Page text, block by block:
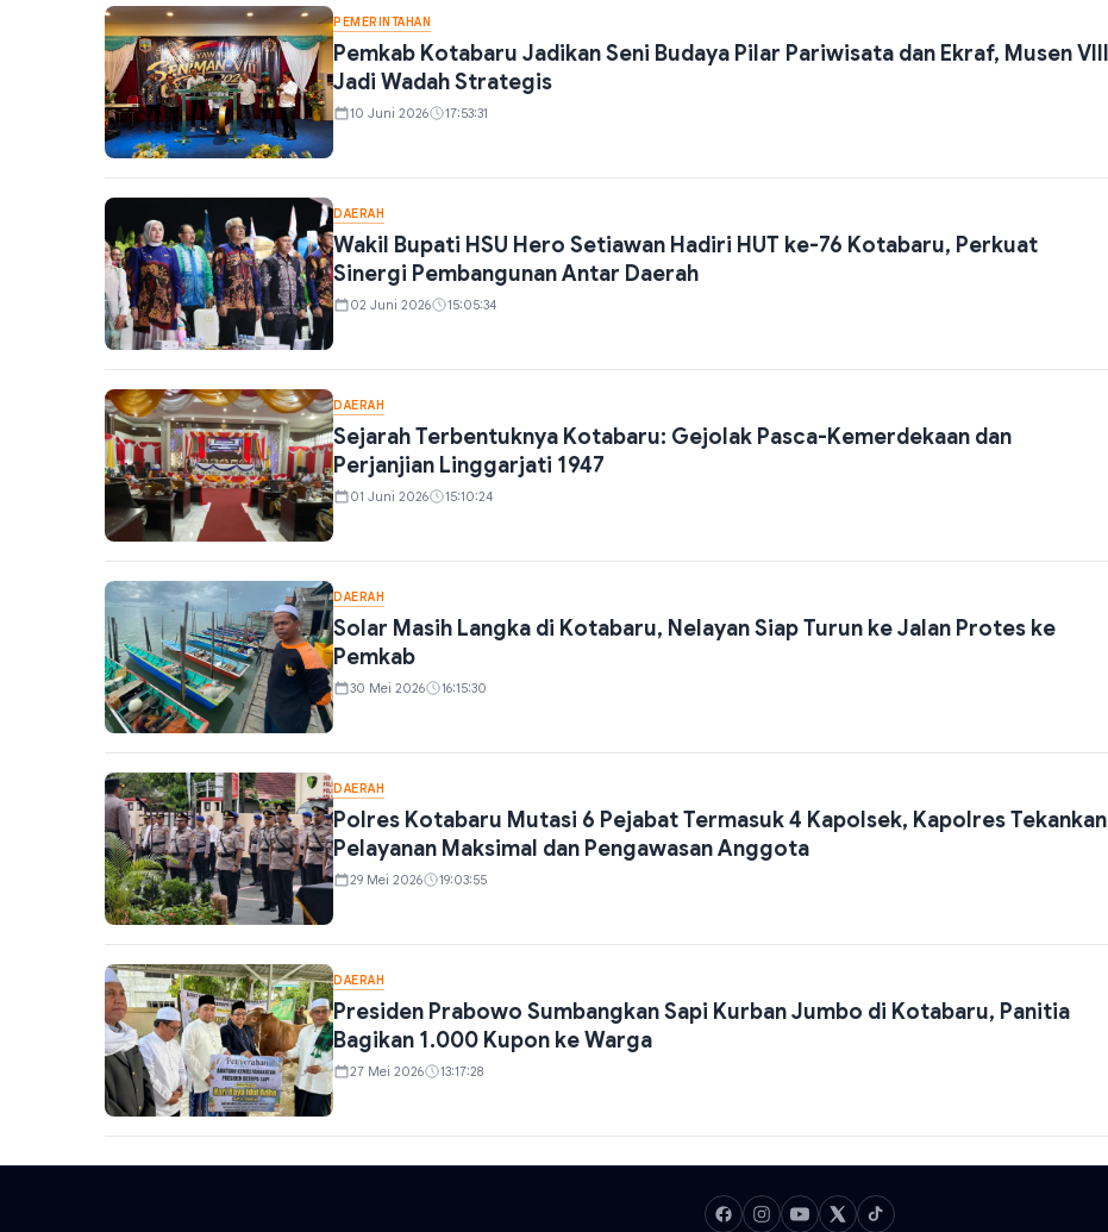
PEMERINTAHAN
Pemkab Kotabaru Jadikan Seni Budaya Pilar Pariwisata dan Ekraf, Musen VIII
Jadi Wadah Strategis
10 Juni 2026 17:53:31
DAERAH
Wakil Bupati HSU Hero Setiawan Hadiri HUT ke-76 Kotabaru, Perkuat
Sinergi Pembangunan Antar Daerah
02 Juni 2026 15:05:34
DAERAH
Sejarah Terbentuknya Kotabaru: Gejolak Pasca-Kemerdekaan dan
Perjanjian Linggarjati 1947
01 Juni 2026 15:10:24
DAERAH
Solar Masih Langka di Kotabaru, Nelayan Siap Turun ke Jalan Protes ke
Pemkab
30 Mei 2026 16:15:30
DAERAH
Polres Kotabaru Mutasi 6 Pejabat Termasuk 4 Kapolsek, Kapolres Tekankan
Pelayanan Maksimal dan Pengawasan Anggota
29 Mei 2026 19:03:55
DAERAH
Presiden Prabowo Sumbangkan Sapi Kurban Jumbo di Kotabaru, Panitia
Bagikan 1.000 Kupon ke Warga
27 Mei 2026 13:17:28